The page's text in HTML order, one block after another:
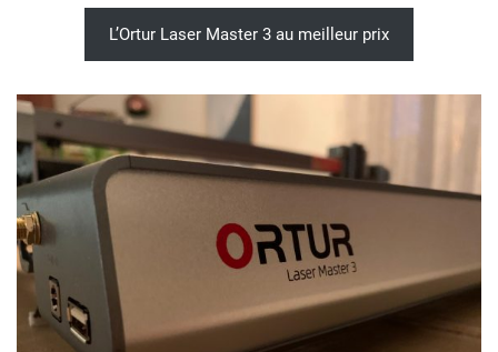
L’Ortur Laser Master 3 au meilleur prix